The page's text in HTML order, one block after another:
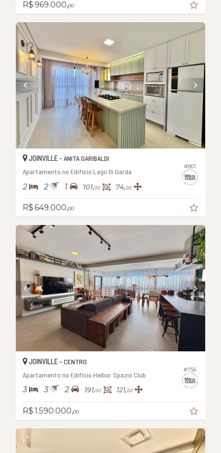
R$ 969.000,00
#801
JOINVILLE - ANITA GARIBALDI
Apartamento no Edifício Lago Di Garda
2 2 1 101,00 74,00
R$ 649.000,00
#756
JOINVILLE - CENTRO
Apartamento no Edifício Helbor Spazio Club
3 3 2 191,00 121,00
R$ 1.590.000,00